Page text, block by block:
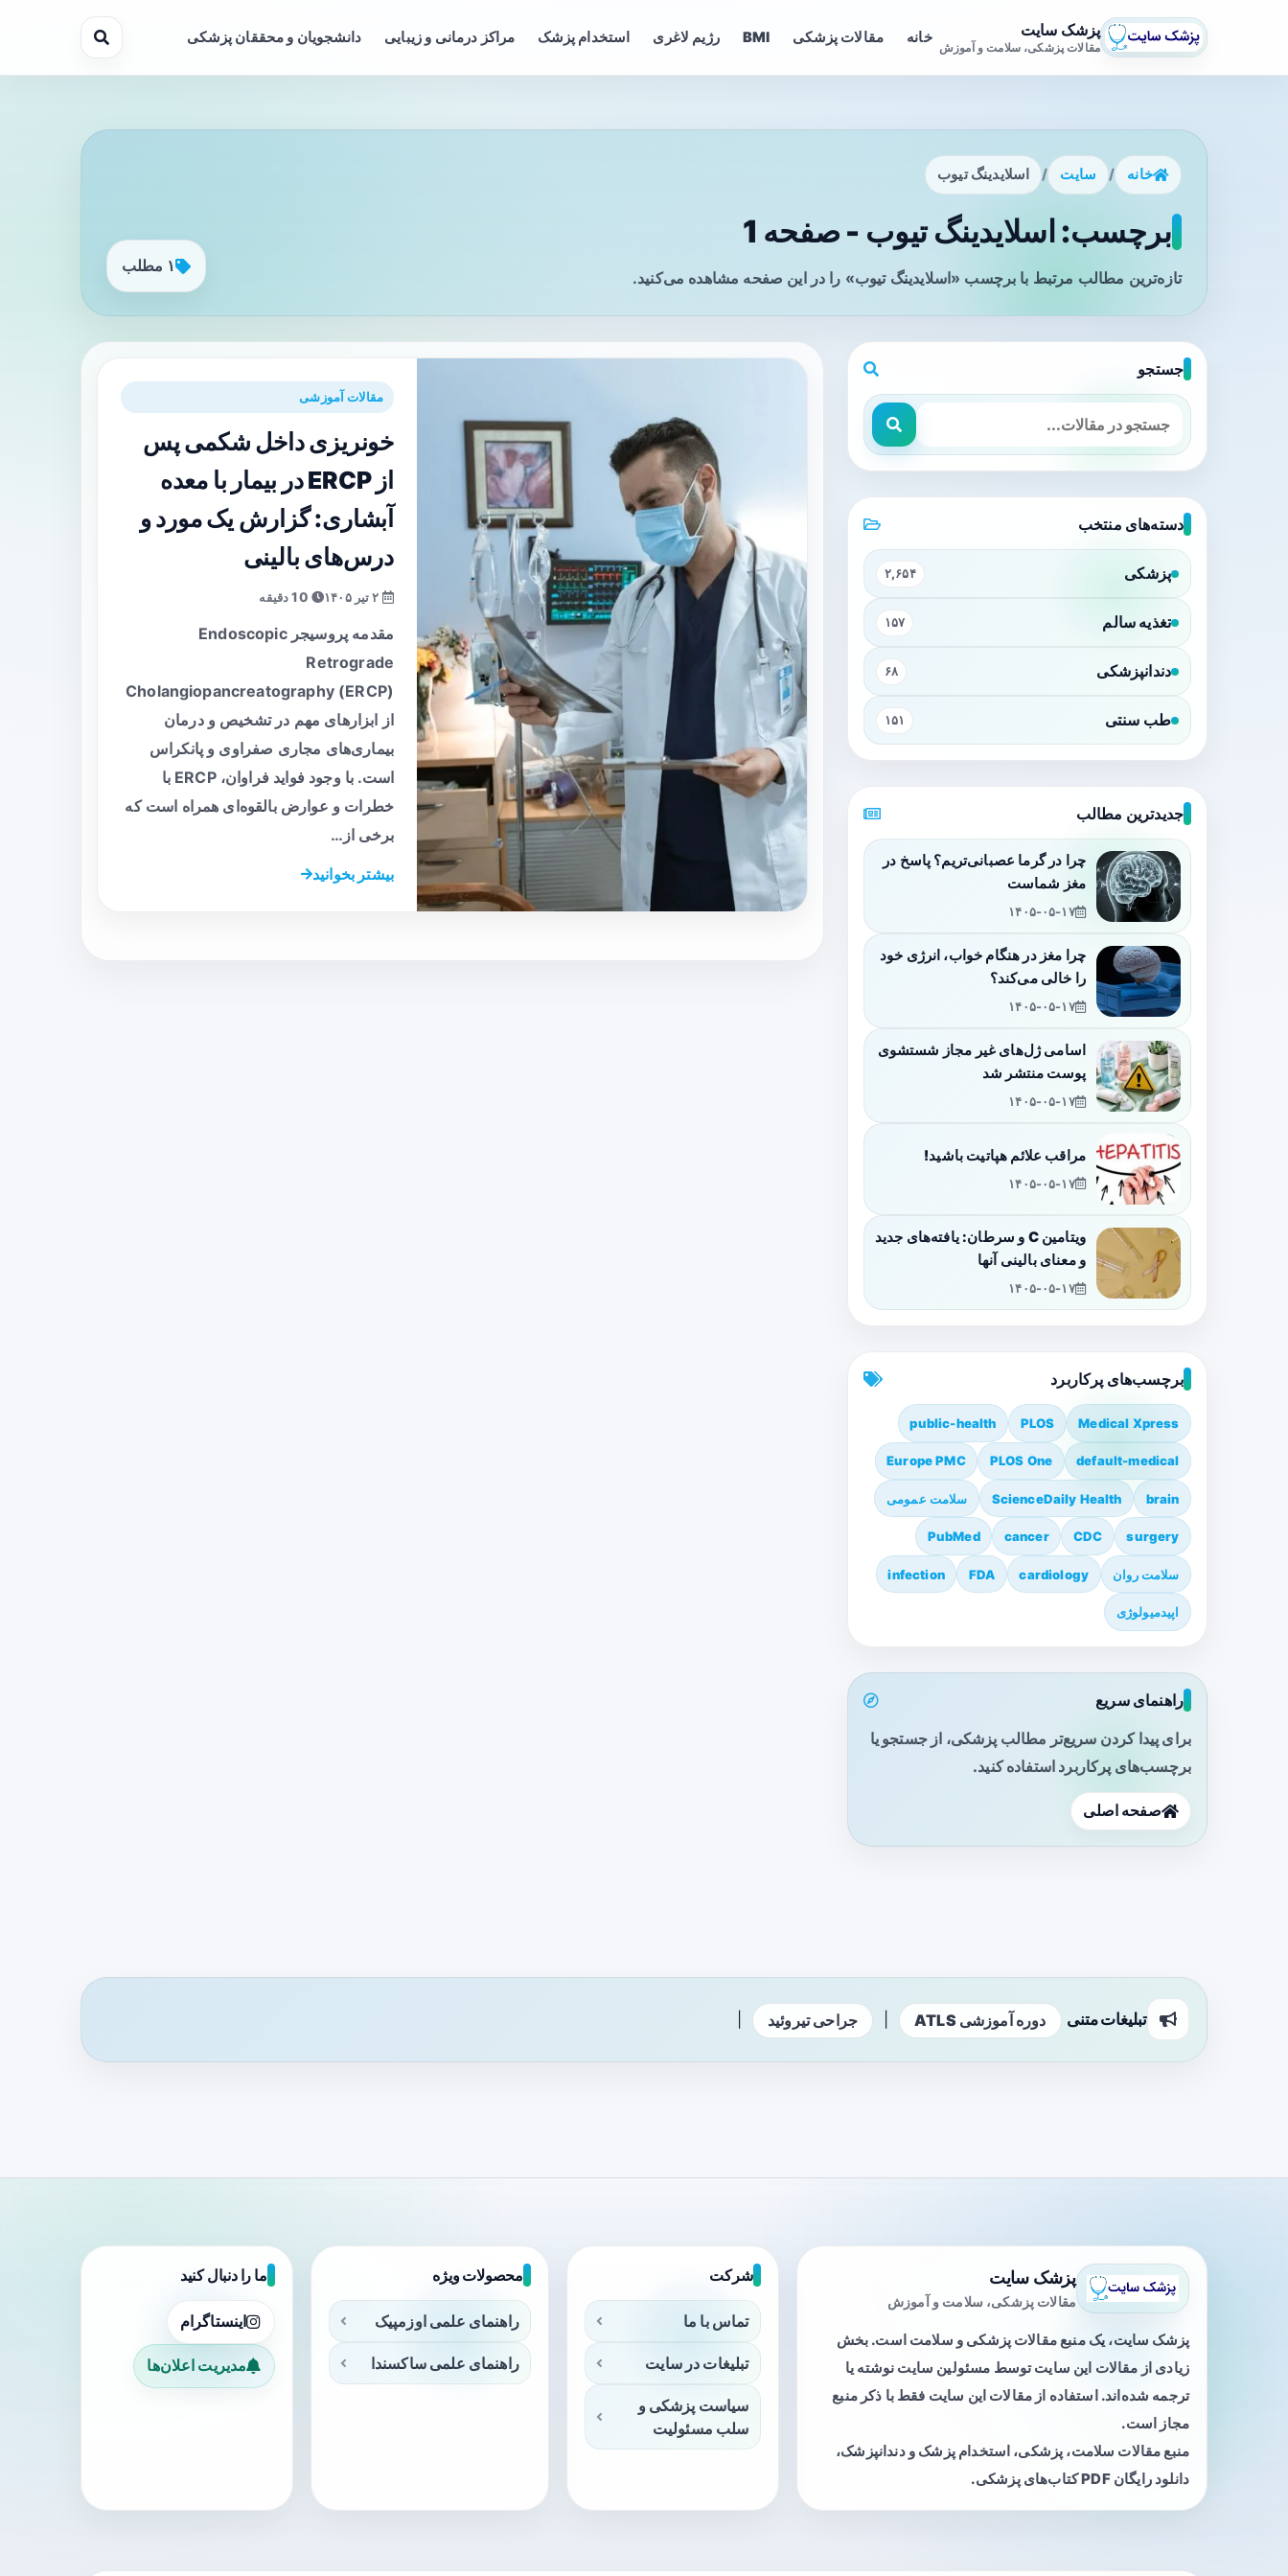
پزشک سایت
مقالات پزشکی، سلامت و آموزش
خانه مقالات پزشکی BMI رژیم لاغری استخدام پزشک مراکز درمانی و زیبایی دانشجویان و محققان پزشکی
خانه / سایت / اسلایدینگ تیوب
برچسب: اسلایدینگ تیوب - صفحه 1
تازه‌ترین مطالب مرتبط با برچسب «اسلایدینگ تیوب» را در این صفحه مشاهده می‌کنید.
۱ مطلب
مقالات آموزشی
خونریزی داخل شکمی پس
از ERCP در بیمار با معده
آبشاری: گزارش یک مورد و
درس‌های بالینی
مقدمه پروسیجر Endoscopic
Retrograde
Cholangiopancreatography (ERCP)
از ابزارهای مهم در تشخیص و درمان
بیماری‌های مجاری صفراوی و پانکراس
است. با وجود فواید فراوان، ERCP با
خطرات و عوارض بالقوه‌ای همراه است که
برخی از…
بیشتر بخوانید
جستجو
دسته‌های منتخب
پزشکی ۲,۶۵۴
تغذیه سالم ۱۵۷
دندانپزشکی ۶۸
طب سنتی ۱۵۱
جدیدترین مطالب
چرا در گرما عصبانی‌تریم؟ پاسخ در
مغز شماست
۱۴۰۵-۰۵-۱۷
چرا مغز در هنگام خواب، انرژی خود
را خالی می‌کند؟
۱۴۰۵-۰۵-۱۷
اسامی ژل‌های غیر مجاز شستشوی
پوست منتشر شد
۱۴۰۵-۰۵-۱۷
مراقب علائم هپاتیت باشید!
۱۴۰۵-۰۵-۱۷
ویتامین C و سرطان: یافته‌های جدید
و معنای بالینی آنها
۱۴۰۵-۰۵-۱۷
برچسب‌های پرکاربرد
Medical Xpress
PLOS
public-health
default-medical
PLOS One
Europe PMC
brain
ScienceDaily Health سلامت عمومی
surgery
CDC
cancer
PubMed
سلامت روان cardiology
FDA
infection
اپیدمیولوژی
راهنمای سریع
برای پیدا کردن سریع‌تر مطالب پزشکی، از جستجو یا
برچسب‌های پرکاربرد استفاده کنید.
صفحه اصلی
تبلیغات متنی دوره آموزشی ATLS جراحی تیروئید
پزشک سایت
مقالات پزشکی، سلامت و آموزش
پزشک سایت، یک منبع مقالات پزشکی و سلامت است. بخش
زیادی از مقالات این سایت توسط مسئولین سایت نوشته یا
ترجمه شده‌اند. استفاده از مقالات این سایت فقط با ذکر منبع
مجاز است.
منبع مقالات سلامت، پزشکی، استخدام پزشک و دندانپزشک،
دانلود رایگان PDF کتاب‌های پزشکی.
شرکت
تماس با ما
تبلیغات در سایت
سیاست پزشکی و
سلب مسئولیت
محصولات ویژه
راهنمای علمی اوزمپیک
راهنمای علمی ساکسندا
ما را دنبال کنید
اینستاگرام
مدیریت اعلان‌ها